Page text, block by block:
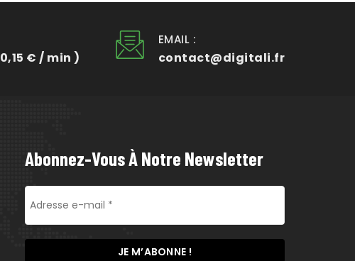
€ / min )
EMAIL :
contact@digitali.fr
Abonnez-Vous À Notre Newsletter